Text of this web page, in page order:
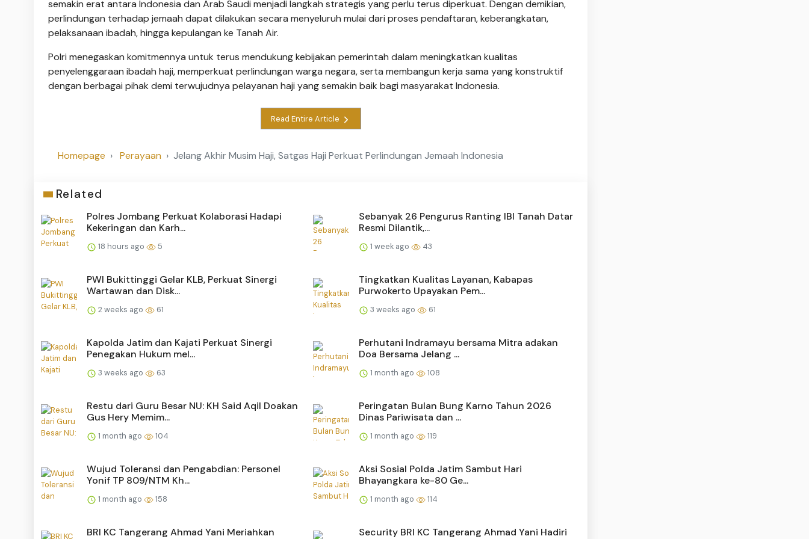
semakin erat antara Indonesia dan Arab Saudi menjadi langkah strategis yang perlu terus diperkuat. Dengan demikian,
perlindungan terhadap jemaah dapat dilakukan secara menyeluruh mulai dari proses pendaftaran, keberangkatan,
pelaksanaan ibadah, hingga kepulangan ke Tanah Air.
Polri menegaskan komitmennya untuk terus mendukung kebijakan pemerintah dalam meningkatkan kualitas
penyelenggaraan ibadah haji, memperkuat perlindungan warga negara, serta membangun kerja sama yang konstruktif
dengan berbagai pihak demi terwujudnya pelayanan haji yang semakin baik bagi masyarakat Indonesia.
Read Entire Article
Homepage Perayaan Jelang Akhir Musim Haji, Satgas Haji Perkuat Perlindungan Jemaah Indonesia
Related
Polres Jombang Perkuat Kolaborasi Hadapi
Kekeringan dan Karh...
18 hours ago 5
Sebanyak 26 Pengurus Ranting IBI Tanah Datar
Resmi Dilantik,...
1 week ago 43
PWI Bukittinggi Gelar KLB, Perkuat Sinergi
Wartawan dan Disk...
2 weeks ago 61
Tingkatkan Kualitas Layanan, Kabapas
Purwokerto Upayakan Pem...
3 weeks ago 61
Kapolda Jatim dan Kajati Perkuat Sinergi
Penegakan Hukum mel...
3 weeks ago 63
Perhutani Indramayu bersama Mitra adakan
Doa Bersama Jelang ...
1 month ago 108
Restu dari Guru Besar NU: KH Said Aqil Doakan
Gus Hery Memim...
1 month ago 104
Peringatan Bulan Bung Karno Tahun 2026
Dinas Pariwisata dan ...
1 month ago 119
Wujud Toleransi dan Pengabdian: Personel
Yonif TP 809/NTM Kh...
1 month ago 158
Aksi Sosial Polda Jatim Sambut Hari
Bhayangkara ke-80 Ge...
1 month ago 114
BRI KC Tangerang Ahmad Yani Meriahkan
Security BRI KC Tangerang Ahmad Yani Hadiri